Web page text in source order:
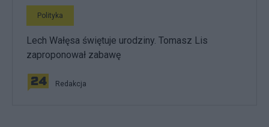
Polityka
Lech Wałęsa świętuje urodziny. Tomasz Lis
zaproponował zabawę
Redakcja